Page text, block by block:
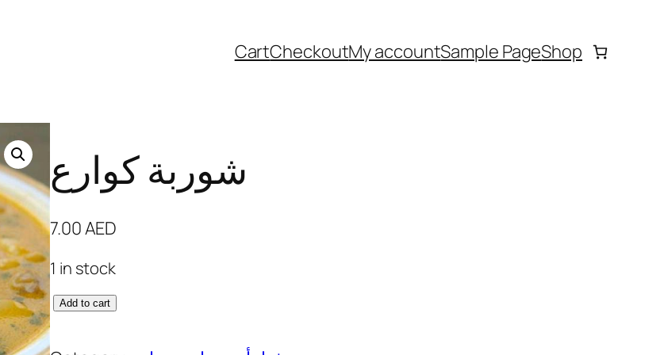
CartCheckoutMy accountSample PageShop
شوربة كوارع
7.00AED
1 in stock
ش
و
Add to cart